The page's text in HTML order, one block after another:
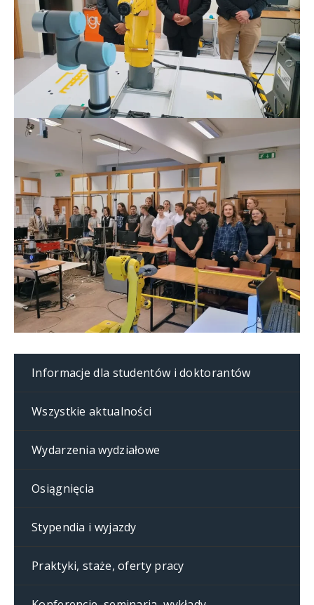
Informacje dla studentów i doktorantów
Wszystkie aktualności
Wydarzenia wydziałowe
Osiągnięcia
Stypendia i wyjazdy
Praktyki, staże, oferty pracy